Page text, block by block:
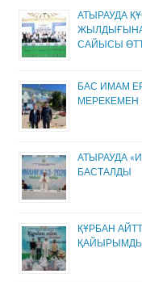
АТЫРАУДА
ЖЫЛДЫҒЫНА
САЙЫСЫ
БАС ИМАМ
МЕРЕКЕМЕН
АТЫРАУДА
БАСТАЛДЫ
ҚҰРБАН